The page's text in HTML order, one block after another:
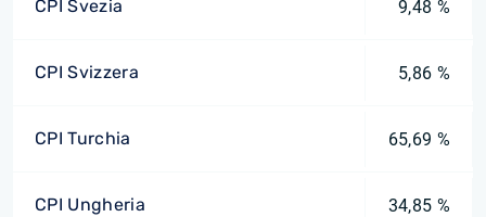
CPI Svezia 9,48 %
CPI Svizzera 5,86 %
CPI Turchia 65,69 %
CPI Ungheria 34,85 %